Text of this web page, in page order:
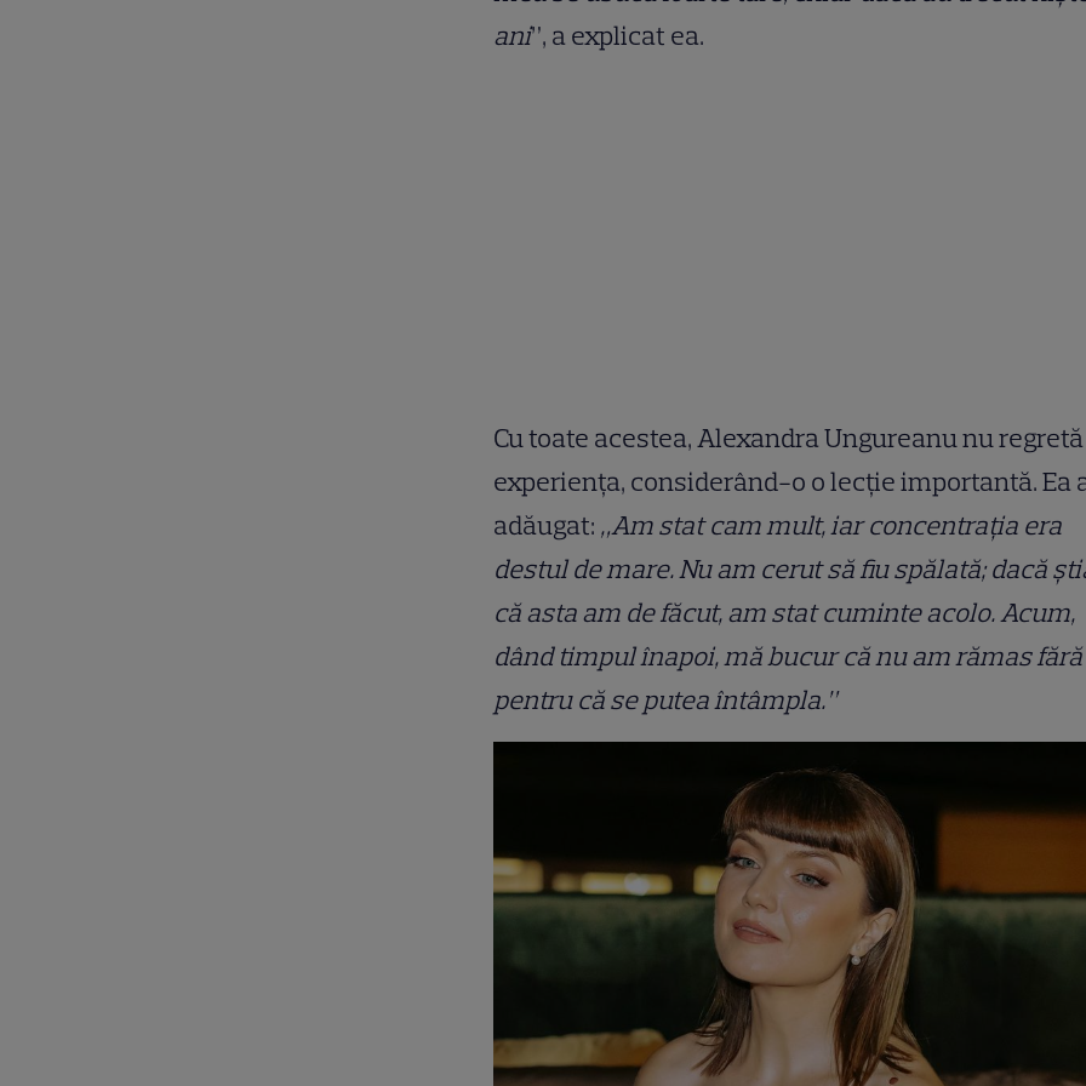
ani”, a explicat ea.
Cu toate acestea, Alexandra Ungureanu nu regretă
experiența, considerând-o o lecție importantă. Ea
adăugat: „Am stat cam mult, iar concentrația era
destul de mare. Nu am cerut să fiu spălată; dacă
că asta am de făcut, am stat cuminte acolo. Acum,
dând timpul înapoi, mă bucur că nu am rămas fără
pentru că se putea întâmpla.”